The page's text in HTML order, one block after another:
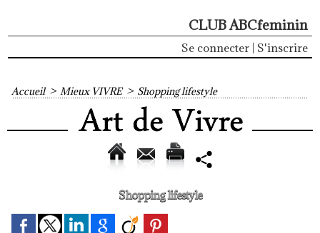
CLUB ABCfeminin
Se connecter S'inscrire
Accueil > Mieux VIVRE > Shopping lifestyle
Shopping lifestyle